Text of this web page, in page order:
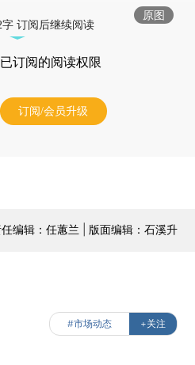
原图
字 订阅后继续阅读
订阅的阅读权限
订阅/会员升级
编辑：任蕙兰 | 版面编辑：石溪升
#市场动态 +关注